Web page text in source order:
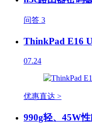
问答 3
ThinkPad E16
07.24
优惠直达 >
990g轻、45W